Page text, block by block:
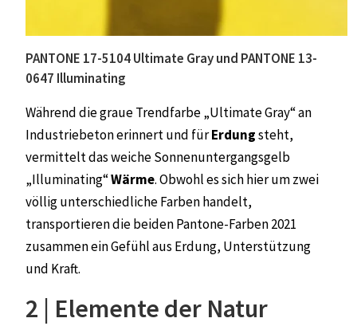
PANTONE 17-5104 Ultimate Gray und PANTONE 13-
0647 Illuminating
Während die graue Trendfarbe „Ultimate Gray“ an
Industriebeton erinnert und fürErdungsteht,
vermittelt das weiche Sonnenuntergangsgelb
„Illuminating“Wärme. Obwohl es sich hier um zwei
völlig unterschiedliche Farben handelt,
transportieren die beiden Pantone-Farben 2021
zusammen ein Gefühl aus Erdung, Unterstützung
und Kraft.
2 | Elemente der Natur